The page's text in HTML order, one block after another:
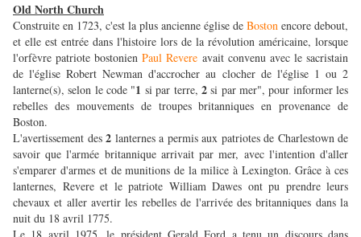
Old North Church
Construite en 1723, c'est la plus ancienne église de Boston encore debout,
et elle est entrée dans l'histoire lors de la révolution américaine, lorsque
l'orfèvre patriote bostonienPaul Revere avait convenu avec le sacristain
de l'église Robert Newman d'accrocher au clocher de l'église 1 ou 2
lanterne(s), selon le code "1 si par terre, 2si par mer", pour informer les
rebelles des mouvements de troupes britanniques en provenance de
Boston.
L'avertissement des 2 lanternes a permis aux patriotes de Charlestown de
savoir que l'armée britannique arrivait par mer, avec l'intention d'aller
s'emparer d'armes et de munitions de la milice à Lexington. Grâce à ces
lanternes, Revere et le patriote William Dawes ont pu prendre leurs
chevaux et aller avertir les rebelles de l'arrivée des britanniques dans la
nuit du 18 avril 1775.